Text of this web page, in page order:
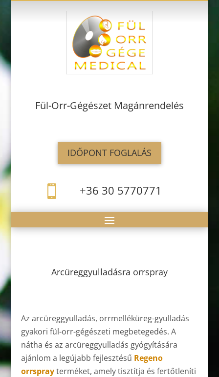
Fül-Orr-Gégészet Magánrendelés
IDŐPONT FOGLALÁS
 +36 30 5770771
Arcüreggyulladásra orrspray
Az arcüreggyulladás, orrmelléküreg-gyulladás
gyakori fül-orr-gégészeti megbetegedés. A
nátha és az arcüreggyulladás gyógyítására
ajánlom a legújabb fejlesztésű Regeno
orrsprayterméket, amely tisztítja és fertőtleníti